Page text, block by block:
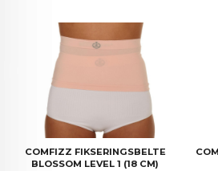
COMFIZZ FIKSERINGSBELTE
BLOSSOM LEVEL 1 (18 CM)